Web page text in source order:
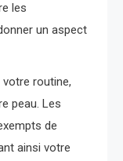
les
un aspect
routine,
peau. Les
de
ainsi votre